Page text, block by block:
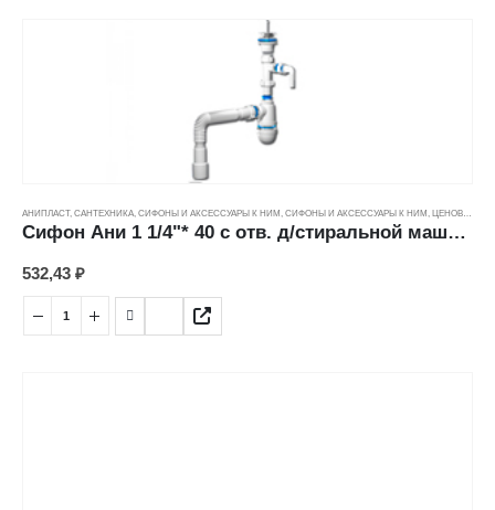
АНИПЛАСТ, САНТЕХНИКА СИФОНЫ И АКСЕССУАРЫ К НИМ СИФОНЫ И АКСЕССУАРЫ К НИМ ЦЕНОВЫЕ ГРУППЫ
Сифон Ани 1 1/4"* 40 с отв. д/стиральной машины, с гибкой трубой (40*40/50мм) С1315
532,43 ₽